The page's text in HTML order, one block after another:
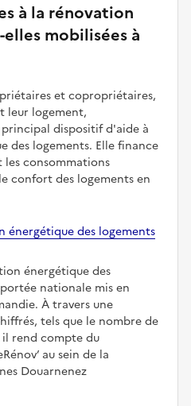
à la rénovation
mobilisées à
et copropriétaires,
leur logement,
dispositif d'aide à
des logements. Elle finance
les consommations
confort des logements en
énergétique des logements
énergétique des
nationale mis en
À travers une
tels que le nombre de
rend compte du
au sein de la
Douarnenez